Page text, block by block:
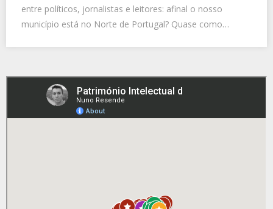
entre políticos, jornalistas e leitores: afinal o nosso
município está no Norte de Portugal? Quase como…